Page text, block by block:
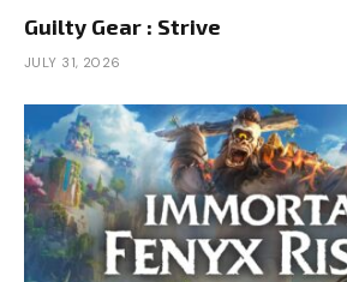
Guilty Gear : Strive
JULY 31, 2026